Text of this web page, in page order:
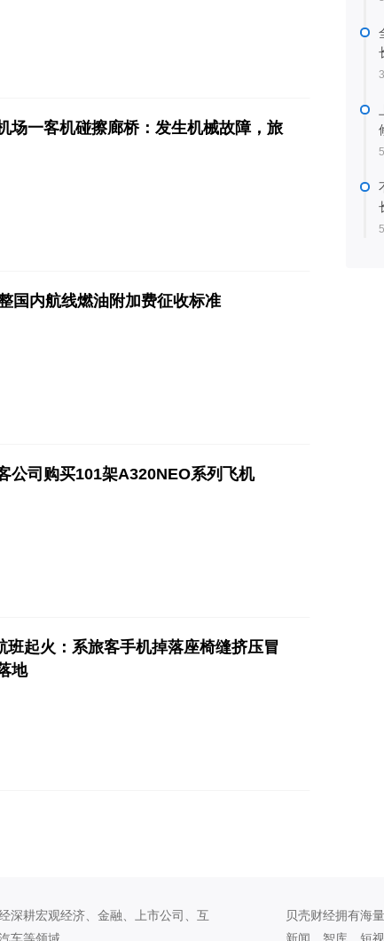
场一客机碰擦廊桥：发生机械故障，旅
国内航线燃油附加费征收标准
公司购买101架A320NEO系列飞机
班起火：系旅客手机掉落座椅缝挤压冒
地
深耕宏观经济、金融、上市公司、互
贝壳财经拥有海